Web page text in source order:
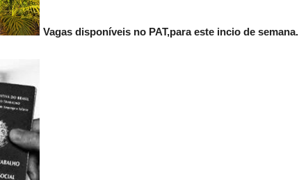
Vagas disponíveis no PAT,para este incio de semana.